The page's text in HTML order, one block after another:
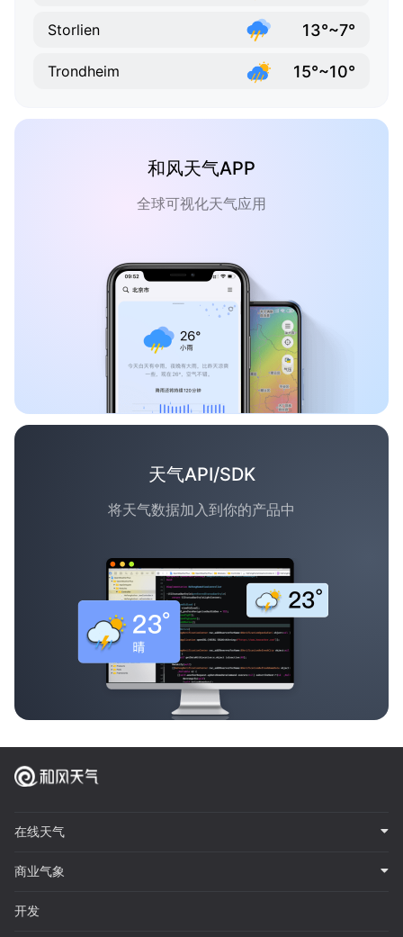
Storlien 13°~7°
Trondheim 15°~10°
和风天气APP
全球可视化天气应用
天气API/SDK
将天气数据加入到你的产品中
在线天气
商业气象
开发